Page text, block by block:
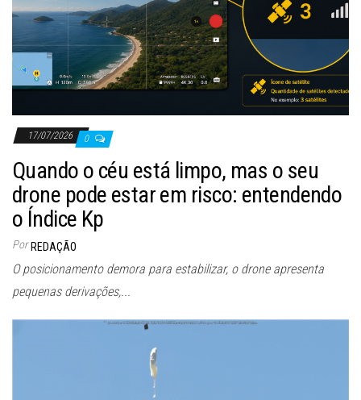
17/07/2026 0
Quando o céu está limpo, mas o seu
drone pode estar em risco: entendendo
o Índice Kp
Por REDAÇÃO
O posicionamento demora para estabilizar, o drone apresenta
pequenas derivações,...